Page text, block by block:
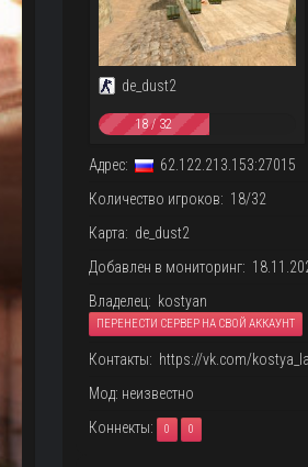
de_dust2
18 / 32
Адрес:
62.122.213.153:27015
Количество игроков: 18/32
Карта: de_dust2
Добавлен в мониторинг:
Владелец: kostyan
ПЕРЕНЕСТИ СЕРВЕР НА СВОЙ АККАУНТ
Контакты: https://vk.com/
Мод: неизвестно
Коннекты:
0 0